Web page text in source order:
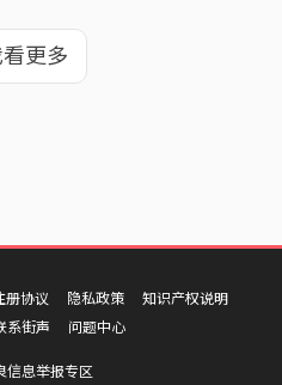
更多
册协议 隐私政策
知识产权说明
系街声 问题中心
信息举报专区